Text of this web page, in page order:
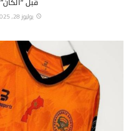
يوليوز 28, 2025